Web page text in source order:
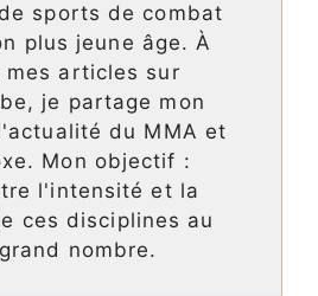
sports de combat
plus jeune âge. À
mes articles sur
je partage mon
du MMA et
Mon objectif :
l'intensité et la
ces disciplines au
nombre.